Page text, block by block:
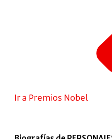
Ir a Premios Nobel